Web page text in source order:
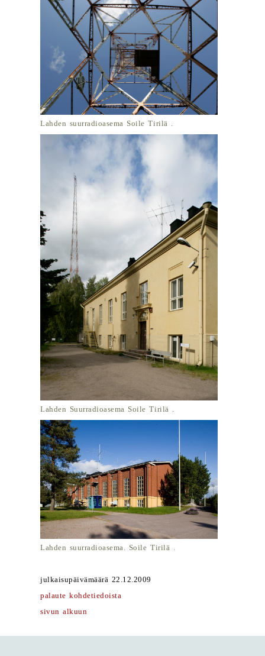
Lahden suurradioasema Soile Tirilä .
Lahden Suurradioasema Soile Tirilä .
Lahden suurradioasema. Soile Tirilä .
julkaisupäivämäärä 22.12.2009
palaute kohdetiedoista
sivun alkuun